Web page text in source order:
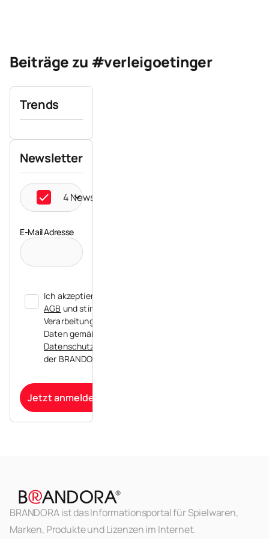
Beiträge zu #verleigoetinger
Trends
Newsletter
4 Newsletter ausgewählt
E-Mail Adresse
Ich akzeptiere die
AGB und stimme der
Verarbeitung meiner
Daten gemäß der
Datenschutzerklärung
der BRANDORA zu.
Jetzt anmelden
BRANDORA ist das Informationsportal für Spielwaren,
Marken, Produkte und Lizenzen im Internet.